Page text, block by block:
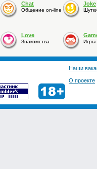
Chat
Общение on-line
Joke
Love
Знакомства Игры
Наши
О проекте